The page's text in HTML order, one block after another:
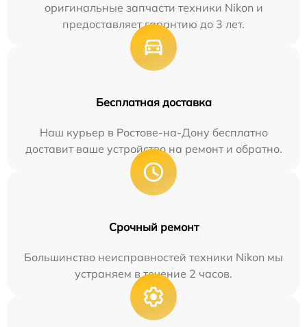
оригинальные запчасти техники Nikon и
предоставляет гарантию до 3 лет.
Бесплатная доставка
Наш курьер в Ростове-на-Дону бесплатно
доставит ваше устройство на ремонт и обратно.
Срочный ремонт
Большинство неисправностей техники Nikon мы
устраняем в течение 2 часов.